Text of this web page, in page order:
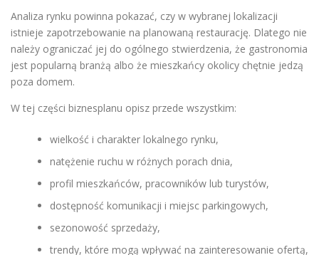
Analiza rynku powinna pokazać, czy w wybranej lokalizacji
istnieje zapotrzebowanie na planowaną restaurację. Dlatego nie
należy ograniczać jej do ogólnego stwierdzenia, że gastronomia
jest popularną branżą albo że mieszkańcy okolicy chętnie jedzą
poza domem.
W tej części biznesplanu opisz przede wszystkim:
wielkość i charakter lokalnego rynku,
natężenie ruchu w różnych porach dnia,
profil mieszkańców, pracowników lub turystów,
dostępność komunikacji i miejsc parkingowych,
sezonowość sprzedaży,
trendy, które mogą wpływać na zainteresowanie ofertą,